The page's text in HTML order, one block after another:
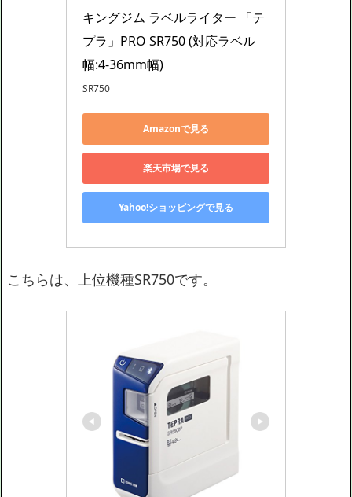
キングジム ラベルライター 「テ
プラ」PRO SR750 (対応ラベル
幅:4-36mm幅)
SR750
Amazonで見る
楽天市場で見る
Yahoo!ショッピングで見る
こちらは、上位機種SR750です。